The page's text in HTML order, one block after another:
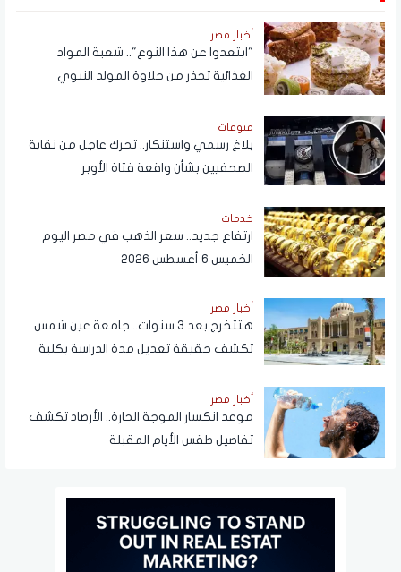
أخبار مصر
"ابتعدوا عن هذا النوع".. شعبة المواد
الغذائية تحذر من حلاوة المولد النبوي
منوعات
بلاغ رسمي واستنكار.. تحرك عاجل من نقابة
الصحفيين بشأن واقعة فتاة الأوبر
خدمات
ارتفاع جديد.. سعر الذهب في مصر اليوم
الخميس 6 أغسطس 2026
أخبار مصر
هتتخرج بعد 3 سنوات.. جامعة عين شمس
تكشف حقيقة تعديل مدة الدراسة بكلية
أخبار مصر
موعد انكسار الموجة الحارة.. الأرصاد تكشف
تفاصيل طقس الأيام المقبلة